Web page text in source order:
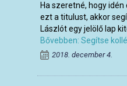
Ha szeretné, hogy idén
ezt a titulust, akkor
Lászlót egy jelölő lap
Bővebben: Segítse
2018. december 4.